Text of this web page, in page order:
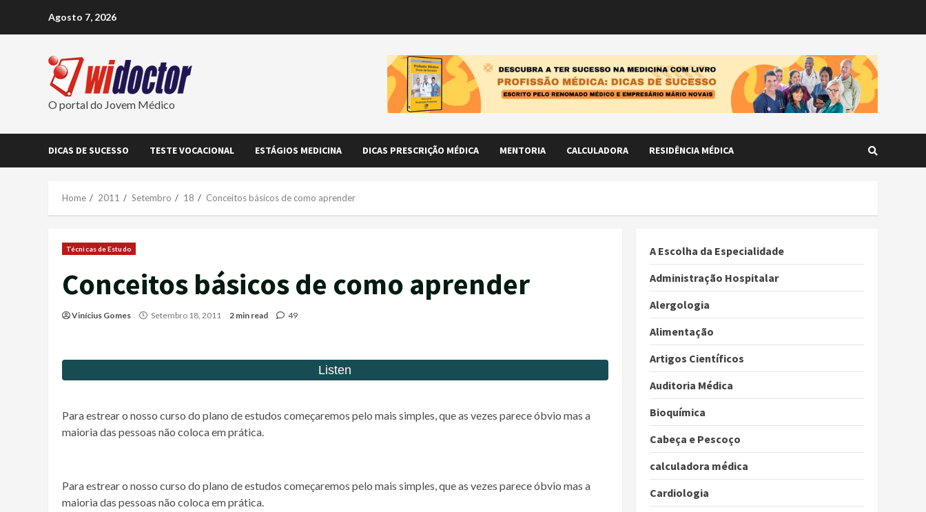
Agosto 7, 2026
O portal do Jovem Médico
DICAS DE SUCESSO TESTE VOCACIONAL ESTÁGIOS MEDICINA DICAS PRESCRIÇÃO MÉDICA MENTORIA CALCULADORA RESIDÊNCIA MÉDICA
Home 2011 Setembro 18 Conceitos básicos de como aprender
Técnicas de Estudo
Conceitos básicos de como aprender
Vinícius Gomes Setembro 18, 2011 2 min read 49
Para estrear o nosso curso do plano de estudos começaremos pelo mais simples, que as vezes parece óbvio mas a
maioria das pessoas não coloca em prática.
Para estrear o nosso curso do plano de estudos começaremos pelo mais simples, que as vezes parece óbvio mas a
maioria das pessoas não coloca em prática.
A Escolha da Especialidade
Administração Hospitalar
Alergologia
Alimentação
Artigos Científicos
Auditoria Médica
Bioquímica
Cabeça e Pescoço
calculadora médica
Cardiologia